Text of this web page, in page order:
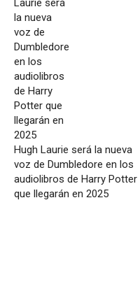
Hugh Laurie será la nueva
voz de Dumbledore en los
audiolibros de Harry Potter
que llegarán en 2025